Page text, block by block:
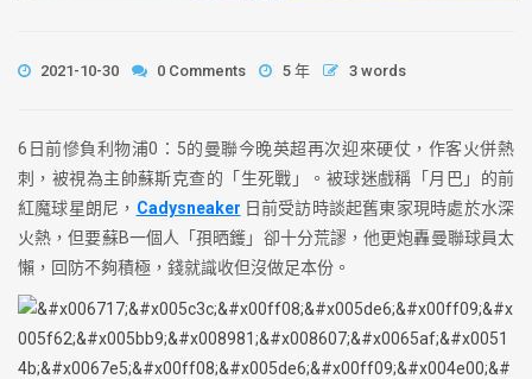
2021-10-30 0 Comments 5 年 3 words
6日前慘負利物浦0：5的曼聯今晚英超再次迎來硬仗，作客火併熱
刺，被視為主帥蘇斯克查的「生死戰」。被球迷戲稱「月巴」的前
紅魔球星朗尼， Cadysneaker 日前受訪時談起舊東家現時處於水深
火熱，但要蘇B一個人「孭晒鑊」卻十分荒謬，他更炮轟曼聯球員太
懶，回防不夠積極，錢就識收但沒做足本份。